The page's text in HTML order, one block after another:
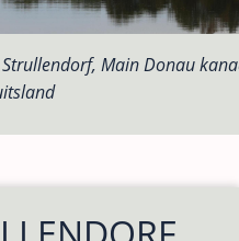
Strullendorf, Main Donau